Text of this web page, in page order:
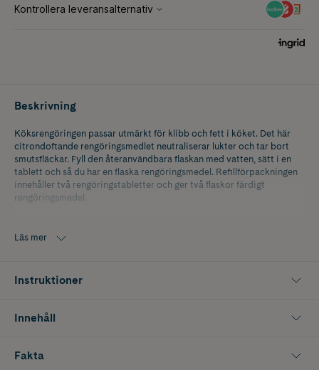
Beskrivning
Köksrengöringen passar utmärkt för klibb och fett i köket. Det här
citrondoftande rengöringsmedlet neutraliserar lukter och tar bort
smutsfläckar. Fyll den återanvändbara flaskan med vatten, sätt i en
tablett och så du har en flaska rengöringsmedel. Refillförpackningen
innehåller två rengöringstabletter och ger två flaskor färdigt
rengöringsmedel.
Läs mer
Instruktioner
Innehåll
Fakta